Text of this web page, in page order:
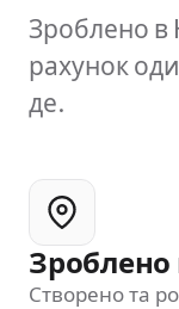
Зроблено в
рахунок
де.
Зроблено
Створено та